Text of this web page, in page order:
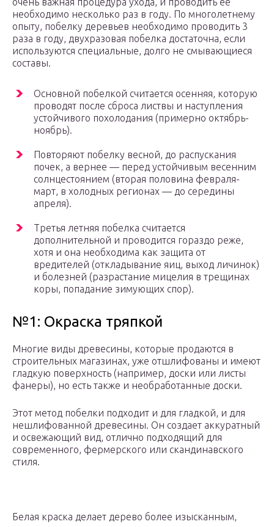
необходимо несколько раз в году. По многолетнему
опыту, побелку деревьев необходимо проводить 3
раза в году, двухразовая побелка достаточна, если
используются специальные, долго не смывающиеся
составы.
Основной побелкой считается осенняя, которую
проводят после сброса листвы и наступления
устойчивого похолодания (примерно октябрь-
ноябрь).
Повторяют побелку весной, до распускания
почек, а вернее — перед устойчивым весенним
солнцестоянием (вторая половина февраля-
март, в холодных регионах — до середины
апреля).
Третья летняя побелка считается
дополнительной и проводится гораздо реже,
хотя и она необходима как защита от
вредителей (откладывание яиц, выход личинок)
и болезней (разрастание мицелия в трещинах
коры, попадание зимующих спор).
№1: Окраска тряпкой
Многие виды древесины, которые продаются в
строительных магазинах, уже отшлифованы и имеют
гладкую поверхность (например, доски или листы
фанеры), но есть также и необработанные доски.
Этот метод побелки подходит и для гладкой, и для
нешлифованной древесины. Он создает аккуратный
и освежающий вид, отлично подходящий для
современного, фермерского или скандинавского
стиля.
Белая краска делает дерево более изысканным,